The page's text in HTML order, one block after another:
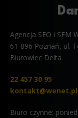
Agencja SEO i SEM
61-896 Poznań, ul.
Biurowiec Delta
22 457 30 95
kontakt@wenet.pl
Biuro czynne: